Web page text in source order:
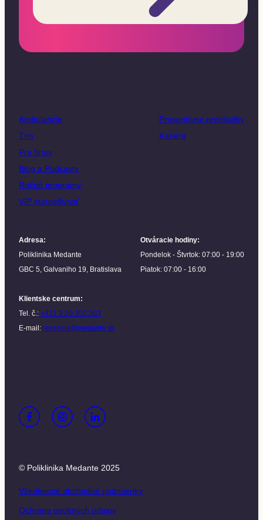
Ambulancie
Tím
Pre firmy
Blog a Podcasty
Ročné programy
VIP starostlivosť
Preventívne prehliadky
Kariéra
Adresa:
Poliklinika Medante
GBC 5, Galvaniho 19, Bratislava
Otváracie hodiny:
Pondelok - Štvrtok: 07:00 - 19:00
Piatok: 07:00 - 16:00
Klientske centrum:
Tel. č.: +421 2 20 302 303
E-mail: recepcia@medante.sk
© Poliklinika Medante 2025
Všeobecné obchodné podmienky
Ochrana osobných údajov